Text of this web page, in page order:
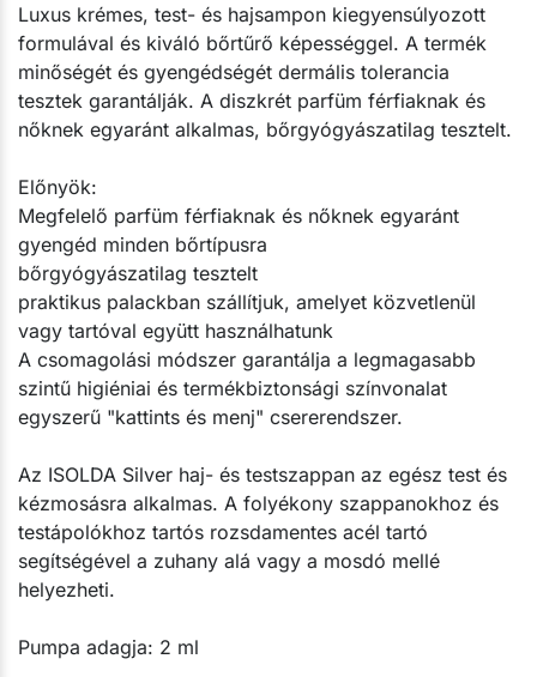
​Luxus krémes, test- és hajsampon kiegyensúlyozott
formulával és kiváló bőrtűrő képességgel. A termék
minőségét és gyengédségét dermális tolerancia
tesztek garantálják. A diszkrét parfüm férfiaknak és
nőknek egyaránt alkalmas, bőrgyógyászatilag tesztelt.
Előnyök:
Megfelelő parfüm férfiaknak és nőknek egyaránt
gyengéd minden bőrtípusra
bőrgyógyászatilag tesztelt
praktikus palackban szállítjuk, amelyet közvetlenül
vagy tartóval együtt használhatunk
A csomagolási módszer garantálja a legmagasabb
szintű higiéniai és termékbiztonsági színvonalat
egyszerű "kattints és menj" csererendszer.
Az ISOLDA Silver haj- és testszappan az egész test és
kézmosásra alkalmas. A folyékony szappanokhoz és
testápolókhoz tartós rozsdamentes acél tartó
segítségével a zuhany alá vagy a mosdó mellé
helyezheti.
Pumpa adagja: 2 ml​